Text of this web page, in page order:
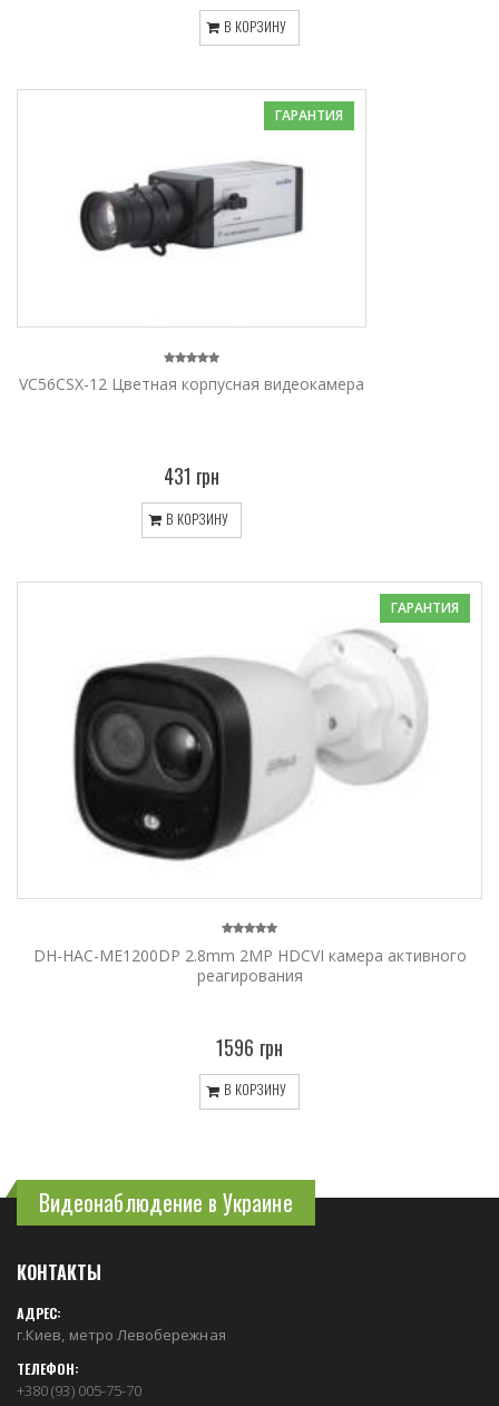
В КОРЗИНУ
ГАРАНТИЯ
VC56CSX-12 Цветная корпусная видеокамера
431 грн
В КОРЗИНУ
ГАРАНТИЯ
DH-HAC-ME1200DP 2.8mm 2MP HDCVI камера активного
реагирования
1596 грн
В КОРЗИНУ
Видеонаблюдение в Украине
КОНТАКТЫ
АДРЕС:
г.Киев, метро Левобережная
ТЕЛЕФОН:
+380 (93) 005-75-70